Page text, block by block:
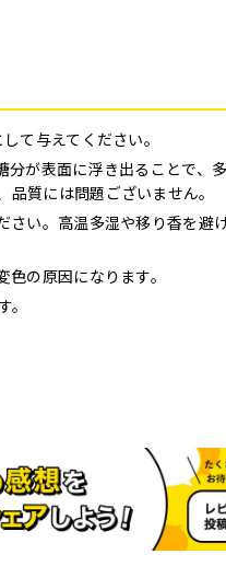
て与えてください。
が表面に浮き出ることで、
質には問題ございません。
さい。高温多湿や移り香を避
の原因になります。